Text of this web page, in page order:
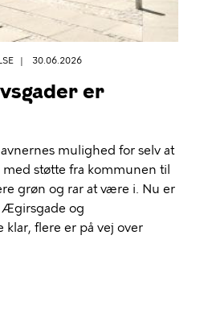
30.06.2026
er
mulighed for selv at
støtte fra kommunen til
grøn og rar at være i. Nu er
Ægirsgade og
klar, flere er på vej over